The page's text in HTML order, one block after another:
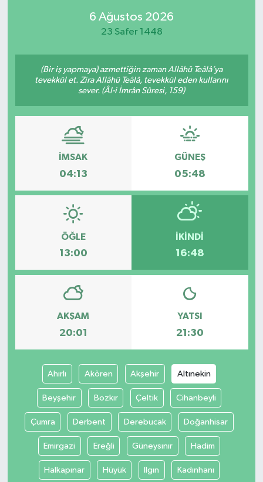
6 Ağustos 2026
23 Safer 1448
(Bir iş yapmaya) azmettiğin zaman Allâhü Teâlâ’ya
tevekkül et. Zira Allâhü Teâlâ, tevekkül eden kullarını
sever. (Âl-i İmrân Sûresi, 159)
İMSAK
04:13
GÜNEŞ
05:48
ÖĞLE
13:00
İKINDI
16:48
AKŞAM
20:01
YATSI
21:30
Ahırlı Akören Akşehir Altınekin
Beyşehir Bozkır Çeltik Cihanbeyli
Çumra Derbent Derebucak Doğanhisar
Emirgazi Ereğli Güneysınır Hadim
Halkapınar Hüyük Ilgın Kadınhanı